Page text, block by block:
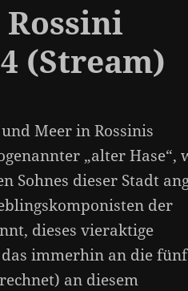
(Stream)
Meer in Rossinis
„alter Hase“,
Sohnes dieser Stadt
der
dieses vieraktige
immerhin an die fünf
an diesem